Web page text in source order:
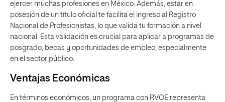
ejercer muchas profesiones en México. Además, estar en
posesión de un título oficial te facilita el ingreso al Registro
Nacional de Profesionistas, lo que valida tu formación a nivel
nacional. Esta validación es crucial para aplicar a programas de
posgrado, becas y oportunidades de empleo, especialmente
en el sector público.
Ventajas Económicas
En términos económicos, un programa con RVOE representa